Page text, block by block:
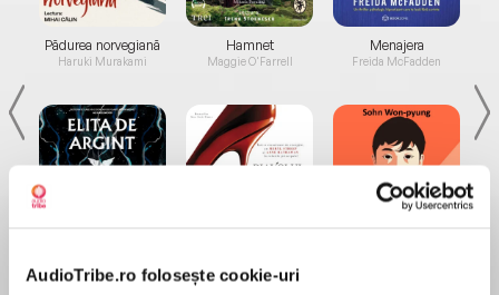
AudioTribe.ro folosește cookie-uri
Pădurea norvegiană
Haruki Murakami
de...
Dani Francis
Hamnet
Maggie O'Farrell
la...
Lauren Weisberger
Menajera
Freida McFadden